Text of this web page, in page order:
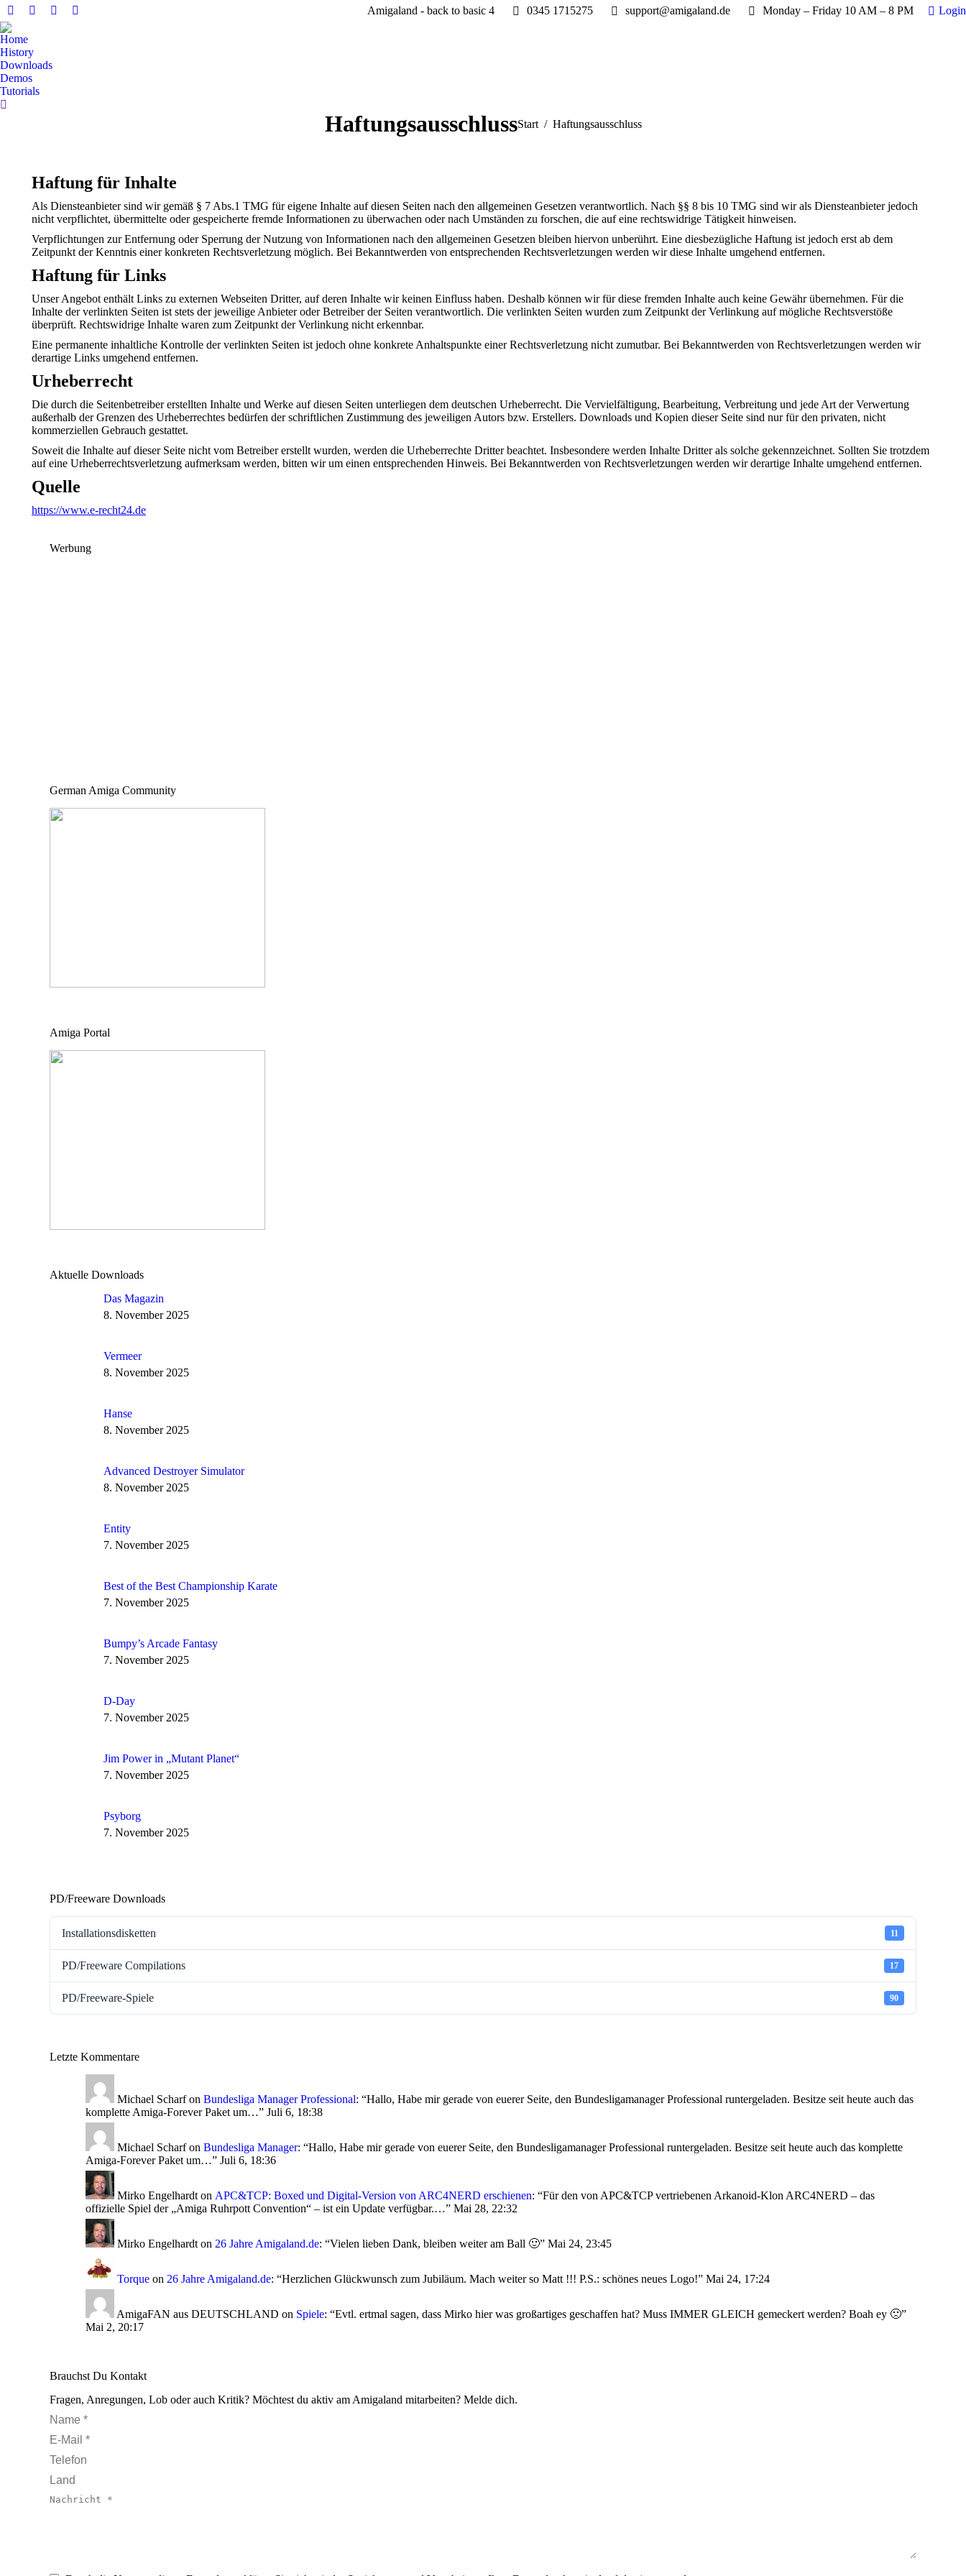
Facebook
page
opens
in
new
window
YouTube
opens
in
new
window
Whatsapp
E-
Amigaland - back to basic 4 0345 1715275 support@amigaland.de Monday – Friday 10 AM – 8 PM Login
Home
History
Downloads
Demos
Tutorials
Search:
HaftungsausschlussSie befinden sich hier:
Start Haftungsausschluss
Haftung für Inhalte
Als Diensteanbieter sind wir gemäß § 7 Abs.1 TMG für eigene Inhalte auf diesen Seiten nach den allgemeinen Gesetzen verantwortlich. Nach §§ 8 bis 10 TMG sind wir als Diensteanbieter jedoch
nicht verpflichtet, übermittelte oder gespeicherte fremde Informationen zu überwachen oder nach Umständen zu forschen, die auf eine rechtswidrige Tätigkeit hinweisen.
Verpflichtungen zur Entfernung oder Sperrung der Nutzung von Informationen nach den allgemeinen Gesetzen bleiben hiervon unberührt. Eine diesbezügliche Haftung ist jedoch erst ab dem
Zeitpunkt der Kenntnis einer konkreten Rechtsverletzung möglich. Bei Bekanntwerden von entsprechenden Rechtsverletzungen werden wir diese Inhalte umgehend entfernen.
Haftung für Links
Unser Angebot enthält Links zu externen Webseiten Dritter, auf deren Inhalte wir keinen Einfluss haben. Deshalb können wir für diese fremden Inhalte auch keine Gewähr übernehmen. Für die
Inhalte der verlinkten Seiten ist stets der jeweilige Anbieter oder Betreiber der Seiten verantwortlich. Die verlinkten Seiten wurden zum Zeitpunkt der Verlinkung auf mögliche Rechtsverstöße
überprüft. Rechtswidrige Inhalte waren zum Zeitpunkt der Verlinkung nicht erkennbar.
Eine permanente inhaltliche Kontrolle der verlinkten Seiten ist jedoch ohne konkrete Anhaltspunkte einer Rechtsverletzung nicht zumutbar. Bei Bekanntwerden von Rechtsverletzungen werden wir
derartige Links umgehend entfernen.
Urheberrecht
Die durch die Seitenbetreiber erstellten Inhalte und Werke auf diesen Seiten unterliegen dem deutschen Urheberrecht. Die Vervielfältigung, Bearbeitung, Verbreitung und jede Art der Verwertung
außerhalb der Grenzen des Urheberrechtes bedürfen der schriftlichen Zustimmung des jeweiligen Autors bzw. Erstellers. Downloads und Kopien dieser Seite sind nur für den privaten, nicht
kommerziellen Gebrauch gestattet.
Soweit die Inhalte auf dieser Seite nicht vom Betreiber erstellt wurden, werden die Urheberrechte Dritter beachtet. Insbesondere werden Inhalte Dritter als solche gekennzeichnet. Sollten Sie trotzdem
auf eine Urheberrechtsverletzung aufmerksam werden, bitten wir um einen entsprechenden Hinweis. Bei Bekanntwerden von Rechtsverletzungen werden wir derartige Inhalte umgehend entfernen.
Quelle
https://www.e-recht24.de
Werbung
German Amiga Community
Amiga Portal
Aktuelle Downloads
Das Magazin
8. November 2025
Vermeer
8. November 2025
Hanse
8. November 2025
Advanced Destroyer Simulator
8. November 2025
Entity
7. November 2025
Best of the Best Championship Karate
7. November 2025
Bumpy’s Arcade Fantasy
7. November 2025
D-Day
7. November 2025
Jim Power in „Mutant Planet“
7. November 2025
Psyborg
7. November 2025
PD/Freeware Downloads
Installationsdisketten 11
PD/Freeware Compilations 17
PD/Freeware-Spiele 90
Letzte Kommentare
Michael Scharfon Bundesliga Manager Professional: “Hallo, Habe mir gerade von euerer Seite, den Bundesligamanager Professional runtergeladen. Besitze seit heute auch das
komplette Amiga-Forever Paket um…” Juli 6, 18:38
Michael Scharfon Bundesliga Manager: “Hallo, Habe mir gerade von euerer Seite, den Bundesligamanager Professional runtergeladen. Besitze seit heute auch das komplette
Amiga-Forever Paket um…” Juli 6, 18:36
Mirko Engelhardton APC&TCP: Boxed und Digital-Version von ARC4NERD erschienen: “Für den von APC&TCP vertriebenen Arkanoid-Klon ARC4NERD – das
offizielle Spiel der „Amiga Ruhrpott Convention“ – ist ein Update verfügbar.…” Mai 28, 22:32
Mirko Engelhardton 26 Jahre Amigaland.de: “Vielen lieben Dank, bleiben weiter am Ball 🙂” Mai 24, 23:45
Torque on 26 Jahre Amigaland.de: “Herzlichen Glückwunsch zum Jubiläum. Mach weiter so Matt !!! P.S.: schönes neues Logo!” Mai 24, 17:24
AmigaFAN aus DEUTSCHLAND on Spiele: “Evtl. ertmal sagen, dass Mirko hier was großartiges geschaffen hat? Muss IMMER GLEICH gemeckert werden? Boah ey 🙁”
Mai 2, 20:17
Brauchst Du Kontakt
Fragen, Anregungen, Lob oder auch Kritik? Möchtest du aktiv am Amigaland mitarbeiten? Melde dich.
Name *
E-Mail *
Telefon
Land
Nachricht *